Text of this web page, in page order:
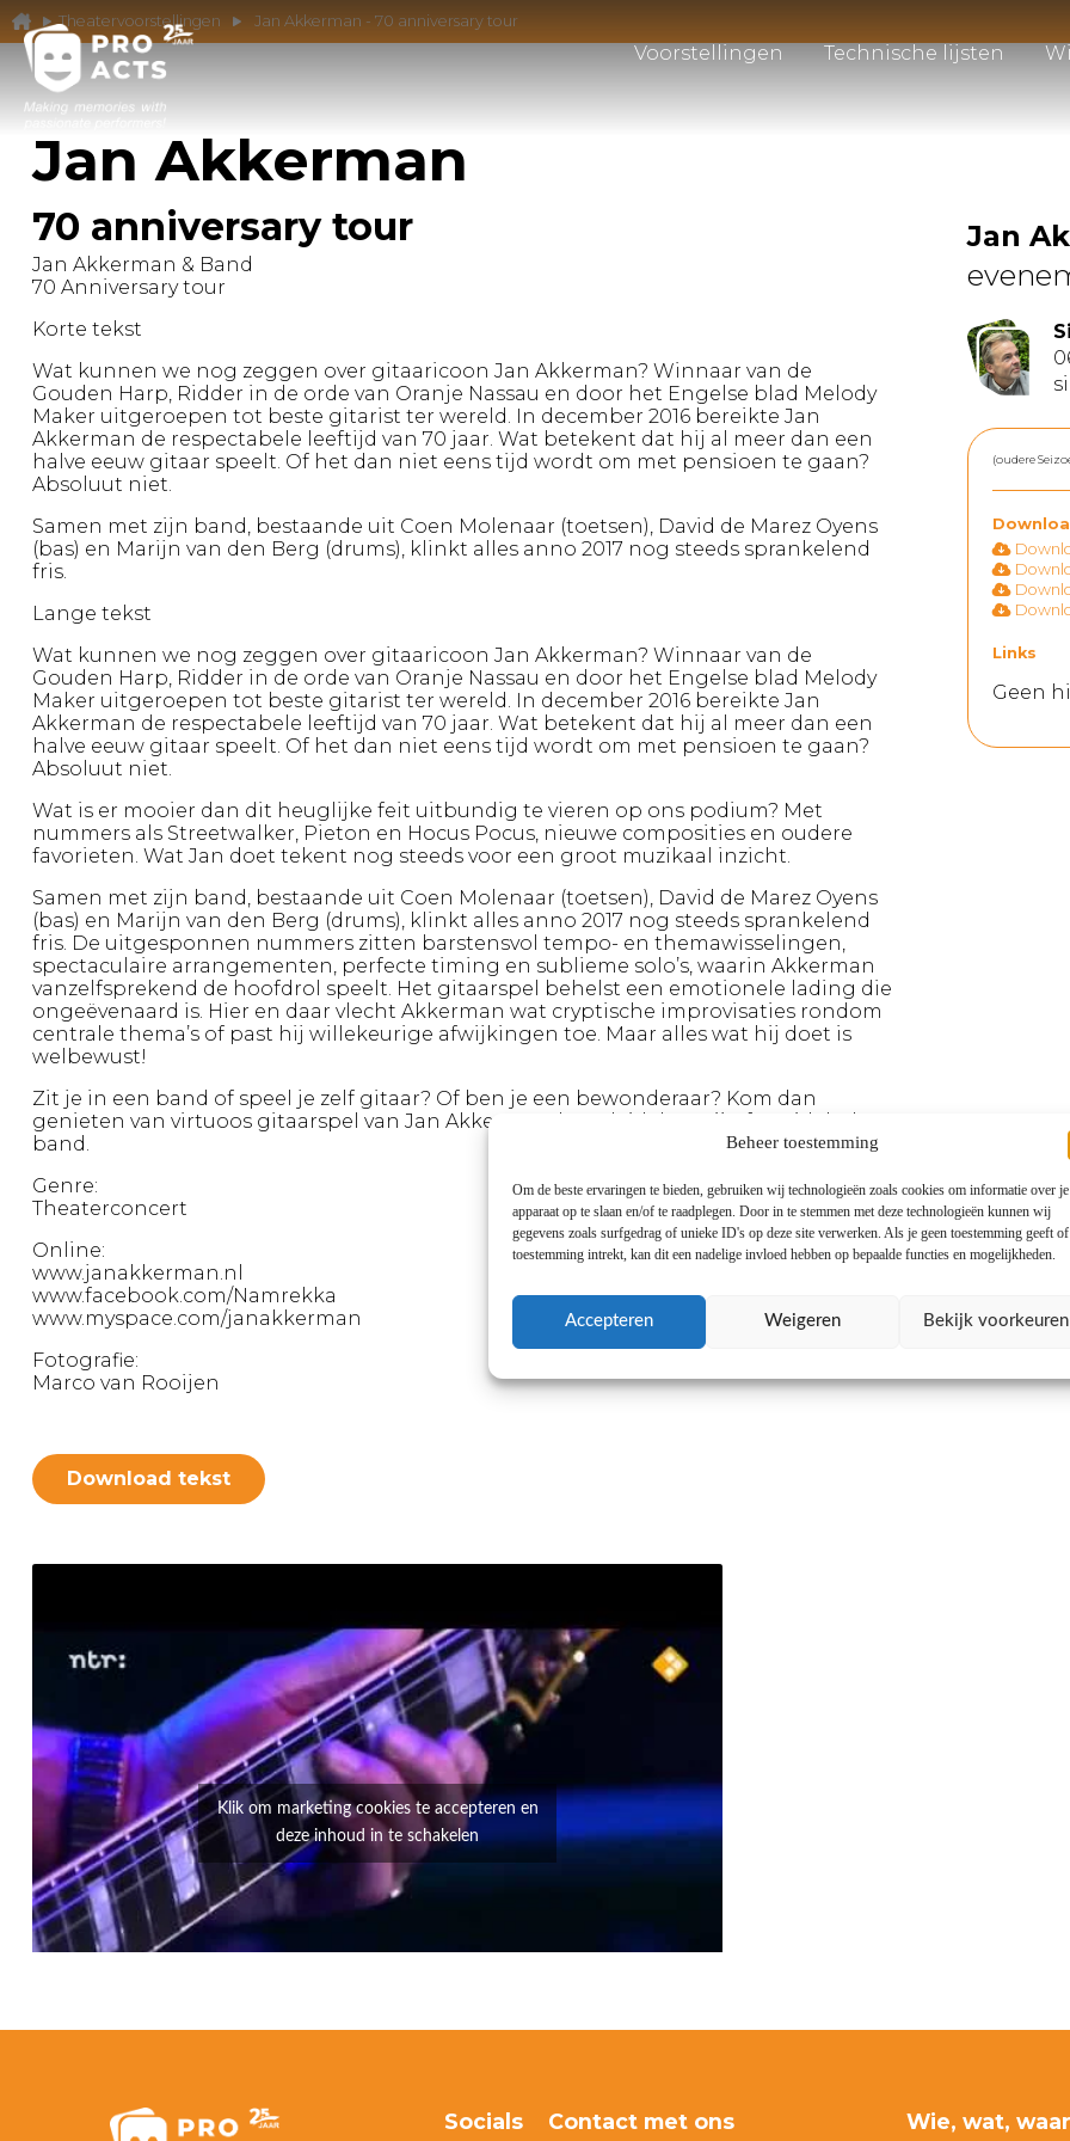
Beheer toestemming
Om de beste ervaringen te bieden, gebruiken wij technologieën zoals cookies om informatie over je
apparaat op te slaan en/of te raadplegen. Door in te stemmen met deze technologieën kunnen wij
gegevens zoals surfgedrag of unieke ID's op deze site verwerken. Als je geen toestemming geeft
toestemming intrekt, kan dit een nadelige invloed hebben op bepaalde functies en mogelijkheden.
Accepteren Weigeren Bekijk voorkeuren
Voorstellingen Technische lijsten
Theatervoorstellingen Jan Akkerman - 70 anniversary tour
Jan Akkerman
70 anniversary tour
Jan Akkerman & Band
70 Anniversary tour
Korte tekst
Wat kunnen we nog zeggen over gitaaricoon Jan Akkerman? Winnaar van de
Gouden Harp, Ridder in de orde van Oranje Nassau en door het Engelse blad Melody
Maker uitgeroepen tot beste gitarist ter wereld. In december 2016 bereikte Jan
Akkerman de respectabele leeftijd van 70 jaar. Wat betekent dat hij al meer dan een
halve eeuw gitaar speelt. Of het dan niet eens tijd wordt om met pensioen te gaan?
Absoluut niet.
Samen met zijn band, bestaande uit Coen Molenaar (toetsen), David de Marez Oyens
(bas) en Marijn van den Berg (drums), klinkt alles anno 2017 nog steeds sprankelend
fris.
Lange tekst
Wat kunnen we nog zeggen over gitaaricoon Jan Akkerman? Winnaar van de
Gouden Harp, Ridder in de orde van Oranje Nassau en door het Engelse blad Melody
Maker uitgeroepen tot beste gitarist ter wereld. In december 2016 bereikte Jan
Akkerman de respectabele leeftijd van 70 jaar. Wat betekent dat hij al meer dan een
halve eeuw gitaar speelt. Of het dan niet eens tijd wordt om met pensioen te gaan?
Absoluut niet.
Wat is er mooier dan dit heuglijke feit uitbundig te vieren op ons podium? Met
nummers als Streetwalker, Pieton en Hocus Pocus, nieuwe composities en oudere
favorieten. Wat Jan doet tekent nog steeds voor een groot muzikaal inzicht.
Samen met zijn band, bestaande uit Coen Molenaar (toetsen), David de Marez Oyens
(bas) en Marijn van den Berg (drums), klinkt alles anno 2017 nog steeds sprankelend
fris. De uitgesponnen nummers zitten barstensvol tempo- en themawisselingen,
spectaculaire arrangementen, perfecte timing en sublieme solo’s, waarin Akkerman
vanzelfsprekend de hoofdrol speelt. Het gitaarspel behelst een emotionele lading die
ongeëvenaard is. Hier en daar vlecht Akkerman wat cryptische improvisaties rondom
centrale thema’s of past hij willekeurige afwijkingen toe. Maar alles wat hij doet is
welbewust!
Zit je in een band of speel je zelf gitaar? Of ben je een bewonderaar? Kom dan
genieten van virtuoos gitaarspel van Jan Akkerman, begeleid door zijn formidabele
band.
Genre:
Theaterconcert
Online:
www.janakkerman.nl
www.facebook.com/Namrekka
www.myspace.com/janakkerman
Fotografie:
Marco van Rooijen
Download tekst
Klik om marketing cookies te accepteren en
deze inhoud in te schakelen
Jan
(oudere
Links
Geen
Socials Contact met ons Wie, wat,